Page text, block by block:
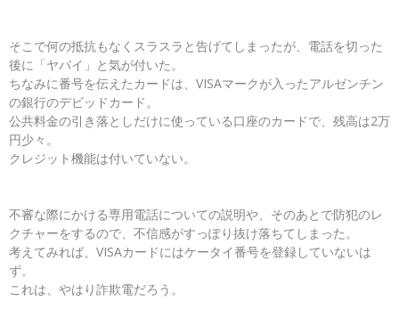
そこで何の抵抗もなくスラスラと告げてしまったが、電話を切った
後に「ヤバイ」と気が付いた。
ちなみに番号を伝えたカードは、VISAマークが入ったアルゼンチン
の銀行のデビッドカード。
公共料金の引き落としだけに使っている口座のカードで、残高は2万
円少々。
クレジット機能は付いていない。
不審な際にかける専用電話についての説明や、そのあとで防犯のレ
クチャーをするので、不信感がすっぽり抜け落ちてしまった。
考えてみれば、VISAカードにはケータイ番号を登録していないは
ず。
これは、やはり詐欺電だろう。